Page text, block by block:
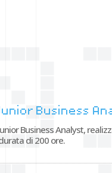
Business
Business Analyst,
di 200 ore.